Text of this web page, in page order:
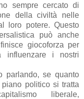
sempre cercato di
della civiltà nelle
loro potere. Questo
può anche
giocoforza per
i nostri
parlando, se quanto
politico si tratta
liberale,